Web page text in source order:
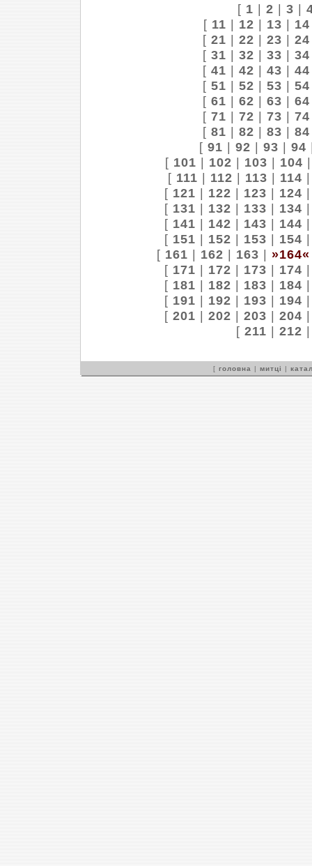
[ 1 | 2 | 3 |
[ 11 | 12 | 13 | 14
[ 21 | 22 | 23 | 24
[ 31 | 32 | 33 | 34
[ 41 | 42 | 43 | 44
[ 51 | 52 | 53 | 54
[ 61 | 62 | 63 | 64
[ 71 | 72 | 73 | 74
[ 81 | 82 | 83 | 84
[ 91 | 92 | 93 | 94
[ 101 | 102 | 103 | 104
[ 111 | 112 | 113 | 114
[ 121 | 122 | 123 | 124
[ 131 | 132 | 133 | 134
[ 141 | 142 | 143 | 144
[ 151 | 152 | 153 | 154
[ 161 | 162 | 163 | »164«
[ 171 | 172 | 173 | 174
[ 181 | 182 | 183 | 184
[ 191 | 192 | 193 | 194
[ 201 | 202 | 203 | 204
[ 211 | 212
[ головна | митці |